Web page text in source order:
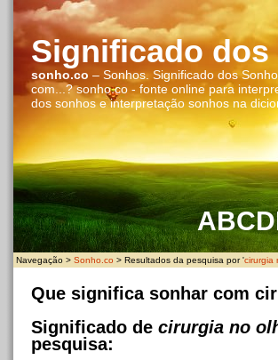
Significado dos
sonho.co – Sonhos. Significado dos
com...? sonho.co - fonte online para
dos sonhos e interpretação sonhos na
ABCD
Navegação > Sonho.co > Resultados da pesquisa por 'cirurgia
Que significa sonhar com
Significado de cirurgia no
pesquisa: